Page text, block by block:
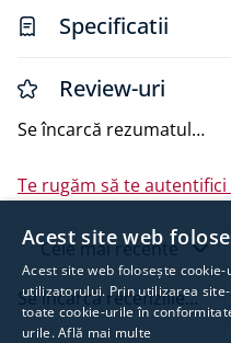
structura metalică și
confort fonic sporit. Se
acoperită cu strat de glet
Etanșare eficientă
Decuplare fonică
carton
Impermeabilitate
Aplicare simplă și
Asigură
Specificatii
Review-uri
Se încarcă rezumatul…
Te rugăm să te
Cele mai recente
Se încarcă recenziile…
Acest site web
Acest site web folosește
utilizatorului. Prin utilizarea
toate cookie-urile în
urile.Află mai multe